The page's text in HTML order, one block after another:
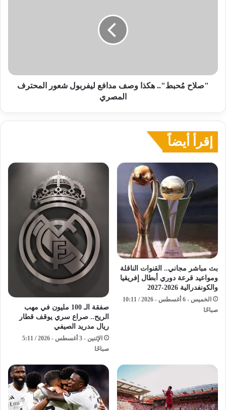
المصري
"صلاح مُحبط".. هكذا وصف مدافع ليفربول شعور المحترف
المصري
إقرأ أيضاً
بث مباشر مجاني.. القنوات الناقلة
ومواعيد قرعة دوري أبطال إفريقيا
والكونفدرالية 2026-2027
الخميس - 6 أغسطس - 2026 / 10:11
صباحًا
صفقة الـ 100 مليون في مهب
الريح.. صراع سري يوقف قطار
ريال مدريد الصيفي
الإثنين - 3 أغسطس - 2026 / 5:11
صباحًا